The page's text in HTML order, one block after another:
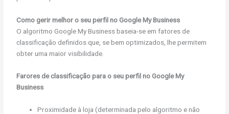
Como gerir melhor o seu perfil no Google My Business
O algoritmo Google My Business baseia-se em fatores de
classificação definidos que, se bem optimizados, lhe permitem
obter uma maior visibilidade.
Farores de classificação para o seu perfil no Google My
Business
Proximidade à loja (determinada pelo algoritmo e não